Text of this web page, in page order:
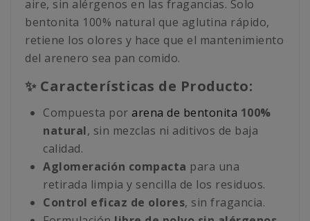
aire, sin alérgenos en las fragancias. Solo
bentonita 100% natural que aglutina rápido,
retiene los olores y hace que el mantenimiento
del arenero sea pan comido.
✨ Características de Producto:
Compuesta por arena de bentonita 100%
natural, sin mezclas ni aditivos de baja
calidad.
Aglomeración compacta para una
retirada limpia y sencilla de los residuos.
Control eficaz de olores, sin fragancia.